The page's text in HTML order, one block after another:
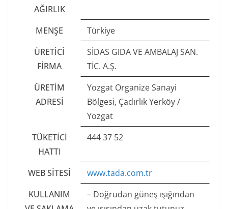
AĞIRLIK
MENŞE
Türkiye
ÜRETICI
FIRMA
SİDAS GIDA VE AMBALAJ SAN.
TİC. A.Ş.
ÜRETIM
ADRESI
Yozgat Organize Sanayi
Bölgesi, Çadırlık Yerköy /
Yozgat
TÜKETICI
HATTI
444 37 52
WEB SITESI
www.tada.com.tr
KULLANIM
– Doğrudan güneş ışığından